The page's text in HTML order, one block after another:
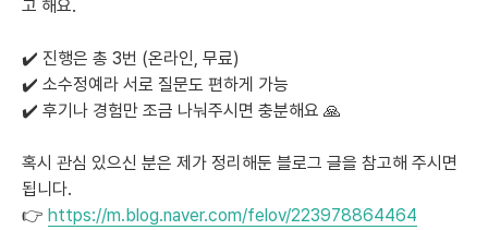
고 해요.
✔️ 진행은 총 3번 (온라인, 무료)
✔️ 소수정예라 서로 질문도 편하게 가능
✔️ 후기나 경험만 조금 나눠주시면 충분해요 🙏
혹시 관심 있으신 분은 제가 정리해둔 블로그 글을 참고해 주시면
됩니다.
👉 https://m.blog.naver.com/felov/223978864464